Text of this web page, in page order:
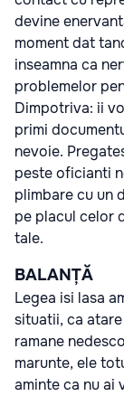
devine
moment dat
inseamna ca
problemelor
Dimpotriva: ii
primi
nevoie.
peste oficianti
plimbare cu un
pe placul celor
tale.
BALANȚĂ
Legea isi lasa
situatii, ca
ramane
marunte, ele
aminte ca nu ai